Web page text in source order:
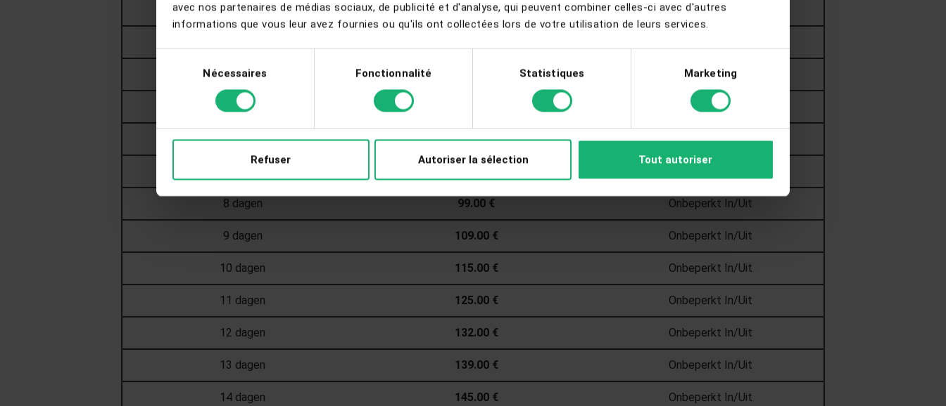
avec nos partenaires de médias sociaux, de publicité et d'analyse, qui peuvent combiner celles-ci avec d'autres
informations que vous leur avez fournies ou qu'ils ont collectées lors de votre utilisation de leurs services.
Sélection
consentement
Nécessaires Fonctionnalité Statistiques Marketing
Refuser Autoriser la sélection Tout autoriser
2 dagen 58.00 € Onbeperkt In/Uit
4 dagen Onbeperkt In/Uit
5 dagen Onbeperkt In/Uit
6 dagen 85.00 € Onbeperkt In/Uit
8 dagen 99.00 € Onbeperkt In/Uit
9 dagen 109.00 € Onbeperkt In/Uit
10 dagen 115.00 € Onbeperkt In/Uit
11 dagen 125.00 € Onbeperkt In/Uit
12 dagen 132.00 € Onbeperkt In/Uit
13 dagen 139.00 € Onbeperkt In/Uit
14 dagen 145.00 € Onbeperkt In/Uit